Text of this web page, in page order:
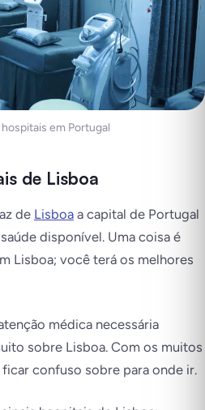
em Portugal
de Lisboa
de Lisboa a capital de Portugal
disponível. Uma coisa é
Lisboa; você terá os melhores
médica necessária
sobre Lisboa. Com os muitos
confuso sobre para onde ir.